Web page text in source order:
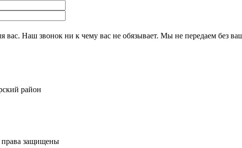
вас. Наш звонок ни к чему вас не обязывает. Мы не передаем без
район
защищены